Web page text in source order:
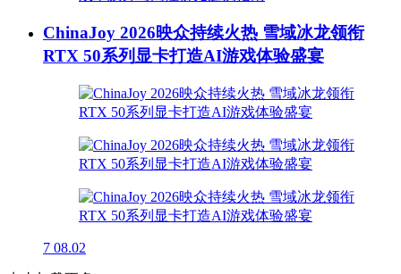
ChinaJoy 2026映众持续火热 雪域冰龙领衔
RTX 50系列显卡打造AI游戏体验盛宴
7 08.02